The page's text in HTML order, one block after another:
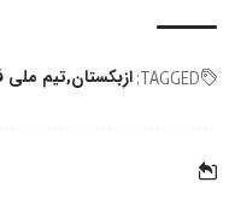
TAGGED: ازبکستان تیم ملی